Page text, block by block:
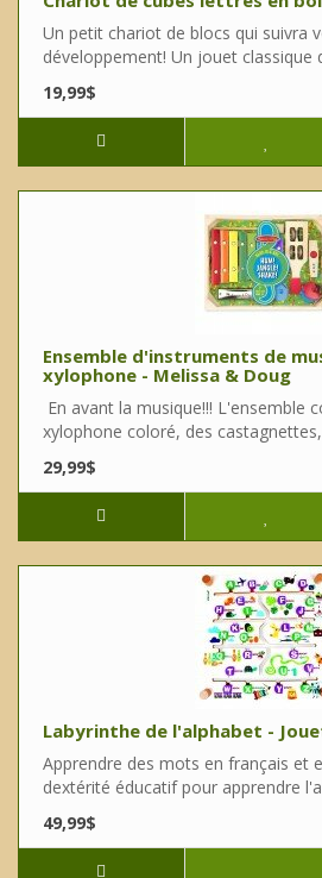
Un petit chariot de blocs qui suivra
développement! Un jouet classique
19,99$
Ensemble d'instruments de
xylophone - Melissa & Doug
En avant la musique!!! L'ensemble
xylophone coloré, des
29,99$
Labyrinthe de l'alphabet -
Apprendre des mots en français et
dextérité éducatif pour apprendre
49,99$